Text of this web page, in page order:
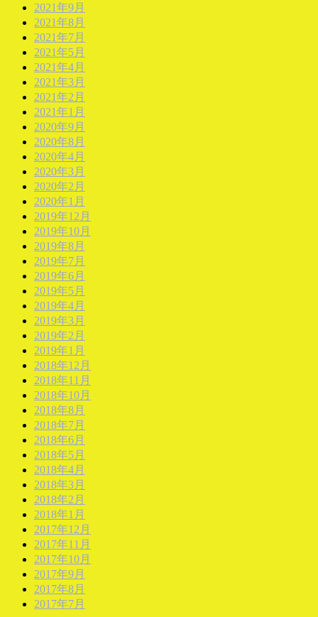
2021年9月
2021年8月
2021年7月
2021年5月
2021年4月
2021年3月
2021年2月
2021年1月
2020年9月
2020年8月
2020年4月
2020年3月
2020年2月
2020年1月
2019年12月
2019年10月
2019年8月
2019年7月
2019年6月
2019年5月
2019年4月
2019年3月
2019年2月
2019年1月
2018年12月
2018年11月
2018年10月
2018年8月
2018年7月
2018年6月
2018年5月
2018年4月
2018年3月
2018年2月
2018年1月
2017年12月
2017年11月
2017年10月
2017年9月
2017年8月
2017年7月